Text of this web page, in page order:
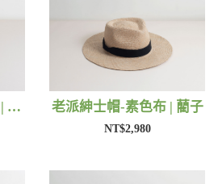
中編爵士帽-藺子布花 | 藺子 老派紳士帽-素色布 | 藺子
NT$2,980